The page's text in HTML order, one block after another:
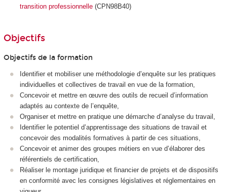
transition professionnelle (CPN98B40)
Objectifs
Objectifs de la formation
Identifier et mobiliser une méthodologie d’enquête sur les pratiques
individuelles et collectives de travail en vue de la formation,
Concevoir et mettre en œuvre des outils de recueil d’information
adaptés au contexte de l’enquête,
Organiser et mettre en pratique une démarche d’analyse du travail,
Identifier le potentiel d’apprentissage des situations de travail et
concevoir des modalités formatives à partir de ces situations,
Concevoir et animer des groupes métiers en vue d’élaborer des
référentiels de certification,
Réaliser le montage juridique et financier de projets et de dispositifs
en conformité avec les consignes législatives et réglementaires en